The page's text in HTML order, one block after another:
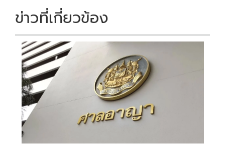
ข่าวที่เกี่ยวข้อง